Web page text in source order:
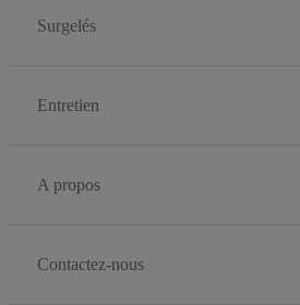
Surgelés
Entretien
A propos
Contactez-nous